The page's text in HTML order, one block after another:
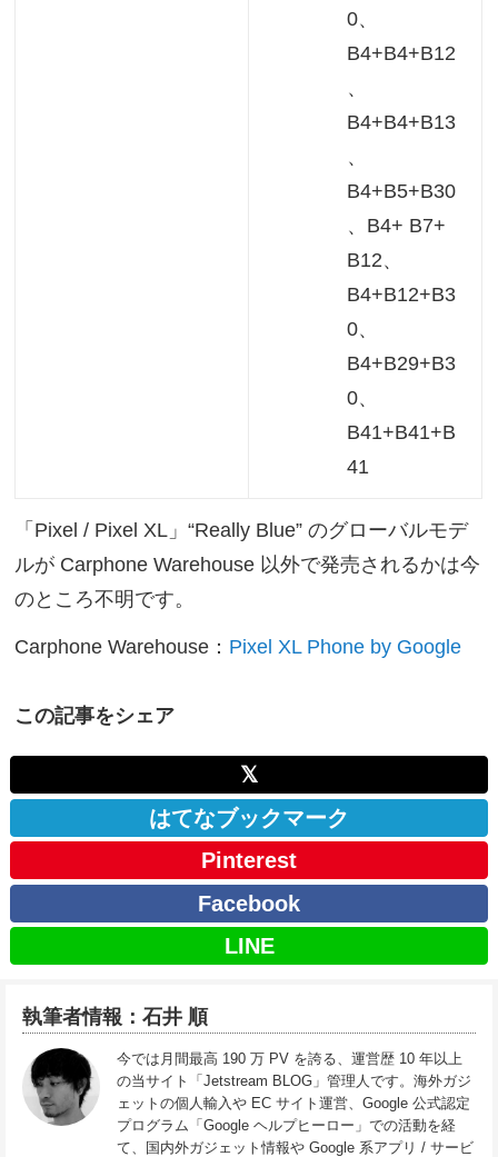
0、
B4+B4+B12
、
B4+B4+B13
、
B4+B5+B30
、B4+ B7+
B12、
B4+B12+B3
0、
B4+B29+B3
0、
B41+B41+B
41
「Pixel / Pixel XL」“Really Blue” のグローバルモデ
ルが Carphone Warehouse 以外で発売されるかは今
のところ不明です。
Carphone Warehouse： Pixel XL Phone by Google
この記事をシェア
𝕏
はてなブックマーク
Pinterest
Facebook
LINE
執筆者情報：石井 順
今では月間最高 190 万 PV を誇る、運営歴 10 年以上
の当サイト「Jetstream BLOG」管理人です。海外ガジ
ェットの個人輸入や EC サイト運営、Google 公式認定
プログラム「Google ヘルプヒーロー」での活動を経
て、国内外ガジェット情報や Google 系アプリ / サービ